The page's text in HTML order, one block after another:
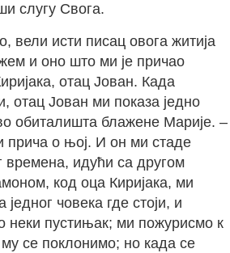
слугу Свога.
вели исти писац овога житија
и оно што ми је причао
отац Јован. Када
отац Јован ми показа једно
обиталишта блажене Марије. –
прича о њој. И он ми стаде
времена, идући са другом
код оца Киријака, ми
човека где стоји, и
неки пустињак; ми пожурисмо к
се поклонимо; но када се